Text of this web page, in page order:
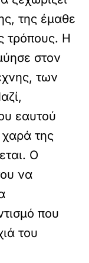
της έμαθε
τρόπους. Η
στον
των
εαυτού
της
Ο
να
που
του